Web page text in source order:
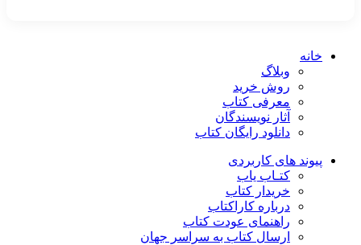
خانه
وبلاگ
روش خرید
معرفی کتاب
آثار نویسندگان
دانلود رایگان کتاب
پیوند های کاربردی
کتـاب یاب
خریدار کتاب
درباره کاراکتاب
راهنمای عودت کتاب
ارسال کتاب به سراسر جهان